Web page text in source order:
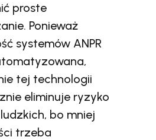
proste
Ponieważ
systemów ANPR
tej technologii
eliminuje ryzyko
bo mniej
trzeba